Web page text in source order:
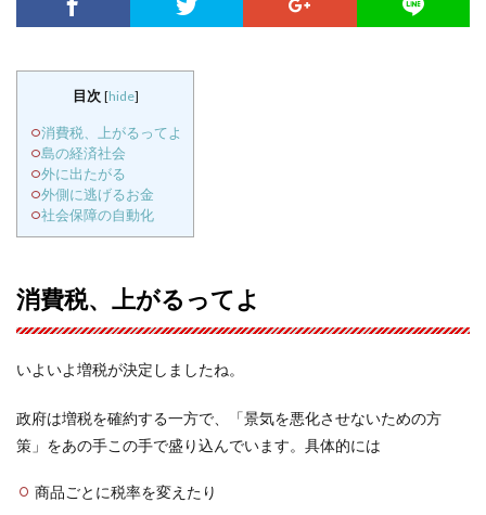
目次 [hide]
消費税、上がるってよ
島の経済社会
外に出たがる
外側に逃げるお金
社会保障の自動化
消費税、上がるってよ
いよいよ増税が決定しましたね。
政府は増税を確約する一方で、「景気を悪化させないための方
策」をあの手この手で盛り込んでいます。具体的には
商品ごとに税率を変えたり